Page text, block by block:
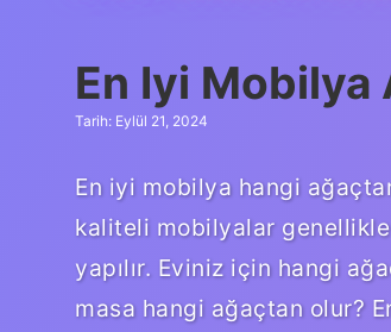
En Iyi Mobilya
Tarih: Eylül 21, 2024
En iyi mobilya hangi
kaliteli mobilyalar
yapılır. Eviniz için hangi
masa hangi ağaçtan olur?